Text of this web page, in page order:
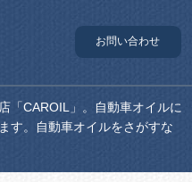
お問い合わせ
「CAROIL」。自動車オイルに
す。自動車オイルをさがすな